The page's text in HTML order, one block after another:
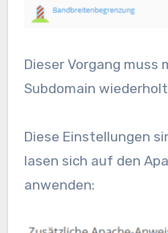
Dieser Vorgang muss
Subdomain
Diese Einstellungen
lasen sich auf den
anwenden: